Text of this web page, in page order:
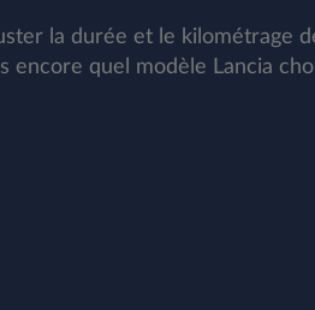
la durée et le kilométrage
encore quel modèle Lancia